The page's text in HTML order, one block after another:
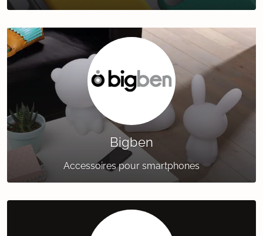
Bigben
Accessoires pour smartphones